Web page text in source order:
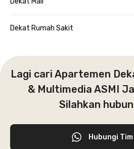
Dekat Rumah Sakit
Lagi cari Apartemen
& Multimedia ASMI
Silahkan
Hubungi